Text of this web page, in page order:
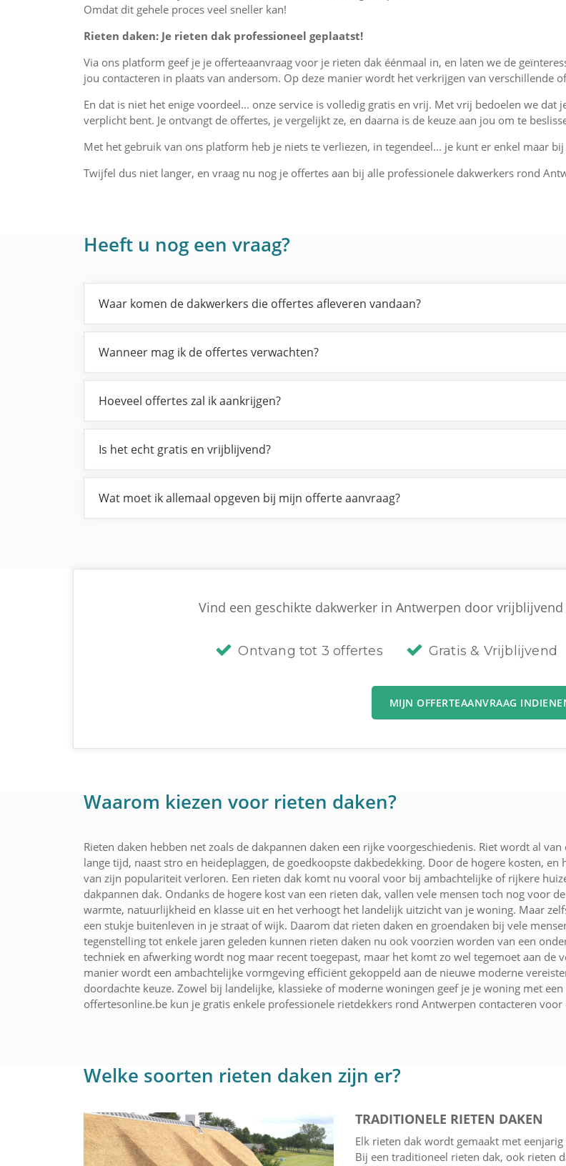
Omdat dit gehele proces veel sneller kan!
Rieten daken: Je rieten dak professioneel geplaatst!
Via ons platform geef je je offerteaanvraag voor je rieten dak éénmaal in, en laten we de
jou contacteren in plaats van andersom. Op deze manier wordt het verkrijgen van verschillende
En dat is niet het enige voordeel... onze service is volledig gratis en vrij. Met vrij bedoelen we
verplicht bent. Je ontvangt de offertes, je vergelijkt ze, en daarna is de keuze aan jou om te
Met het gebruik van ons platform heb je niets te verliezen, in tegendeel... je kunt er enkel maar
Twijfel dus niet langer, en vraag nu nog je offertes aan bij alle professionele dakwerkers rond
Heeft u nog een vraag?
Waar komen de dakwerkers die offertes afleveren vandaan?
Wanneer mag ik de offertes verwachten?
Hoeveel offertes zal ik aankrijgen?
Is het echt gratis en vrijblijvend?
Wat moet ik allemaal opgeven bij mijn offerte aanvraag?
Vind een geschikte dakwerker in Antwerpen door
Ontvang tot 3 offertes Gratis & Vrijblijvend
MIJN OFFERTEAANVRAAG
Waarom kiezen voor rieten daken?
Rieten daken hebben net zoals de dakpannen daken een rijke voorgeschiedenis. Riet wordt al
lange tijd, naast stro en heideplaggen, de goedkoopste dakbedekking. Door de hogere kosten,
van zijn populariteit verloren. Een rieten dak komt nu vooral voor bij ambachtelijke of rijkere
dakpannen dak. Ondanks de hogere kost van een rieten dak, vallen vele mensen toch nog voor
warmte, natuurlijkheid en klasse uit en het verhoogt het landelijk uitzicht van je woning. Maar
een stukje buitenleven in je straat of wijk. Daarom dat rieten daken en groendaken bij vele
tegenstelling tot enkele jaren geleden kunnen rieten daken nu ook voorzien worden van een
techniek en afwerking wordt nog maar recent toegepast, maar het komt zo wel tegemoet aan de
manier wordt een ambachtelijke vormgeving efficiënt gekoppeld aan de nieuwe moderne
doordachte keuze. Zowel bij landelijke, klassieke of moderne woningen geef je je woning met
offertesonline.be kun je gratis enkele professionele rietdekkers rond Antwerpen contacteren
Welke soorten rieten daken zijn er?
TRADITIONELE RIETEN DAKEN
Elk rieten dak wordt gemaakt met
Bij een traditioneel rieten dak, ook rieten